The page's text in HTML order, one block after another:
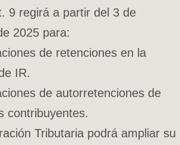
9 regirá a partir del 3 de
2025 para:
de retenciones en la
IR.
de autorretenciones de
contribuyentes.
Tributaria podrá ampliar su